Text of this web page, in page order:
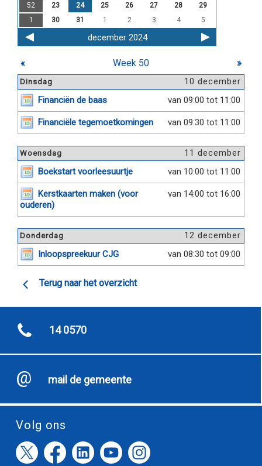
52
23 24 25 26 27 28
29
1
30 31 1 2 3 4 5
december 2024
« Week 50 »
10 december
Dinsdag
van 09:00 tot 11:00
Financiën de baas
van 09:30 tot 11:00
Financiële tegemoetkomingen
11 december
Woensdag
van 10:00 tot 11:00
Boekstart voorleesuurtje
van 14:00 tot 16:00
Kerstkaarten maken (voor
ouderen)
12 december
Donderdag
van 08:30 tot 09:00
Inloopspreekuur CJG
Terug naar het overzicht
14 0570
mail de gemeente
Volg ons